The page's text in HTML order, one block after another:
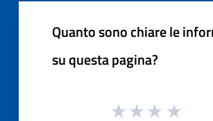
Quanto sono chiare le
su questa pagina?